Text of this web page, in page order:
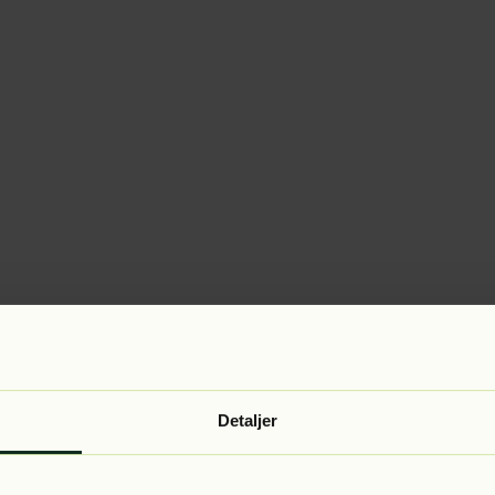
Detaljer